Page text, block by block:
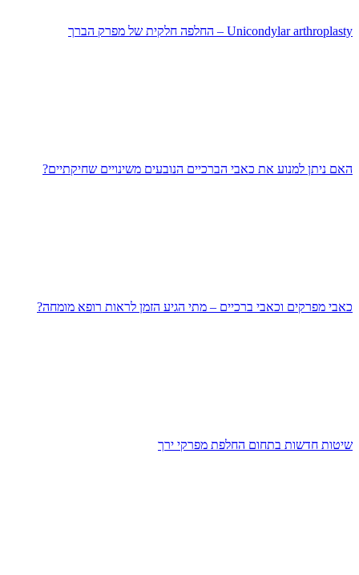
Unicondylar arthroplasty – החלפה חלקית של מפרק הברך
האם ניתן למנוע את כאבי הברכיים הנובעים משינויים שחיקתיים?
כאבי מפרקים וכאבי ברכיים – מתי הגיע הזמן לראות רופא מומחה?
שיטות חדשות בתחום החלפת מפרקי ירך